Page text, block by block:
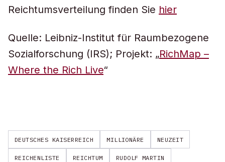
Reichtumsverteilung finden Sie hier
Quelle: Leibniz-Institut für Raumbezogene
Sozialforschung (IRS); Projekt: „RichMap –
Where the Rich Live“
DEUTSCHES KAISERREICH MILLIONÄRE NEUZEIT
REICHENLISTE REICHTUM RUDOLF MARTIN